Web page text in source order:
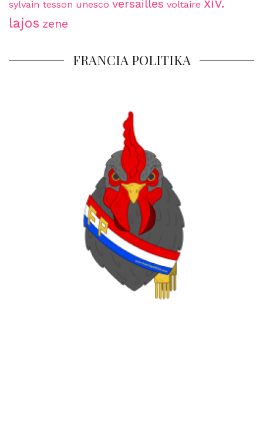
sylvain tesson unesco versailles voltaire
lajos zene
FRANCIA POLITIKA